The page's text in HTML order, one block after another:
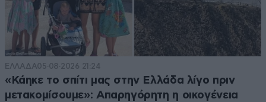
ΕΛΛΑΔΑ05·08·2026 21:24
«Κάηκε το σπίτι μας στην Ελλάδα λίγο πριν
μετακομίσουμε»: Απαρηγόρητη η οικογένεια